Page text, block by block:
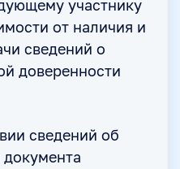
участнику
от наличия и
сведений о
доверенности
сведений об